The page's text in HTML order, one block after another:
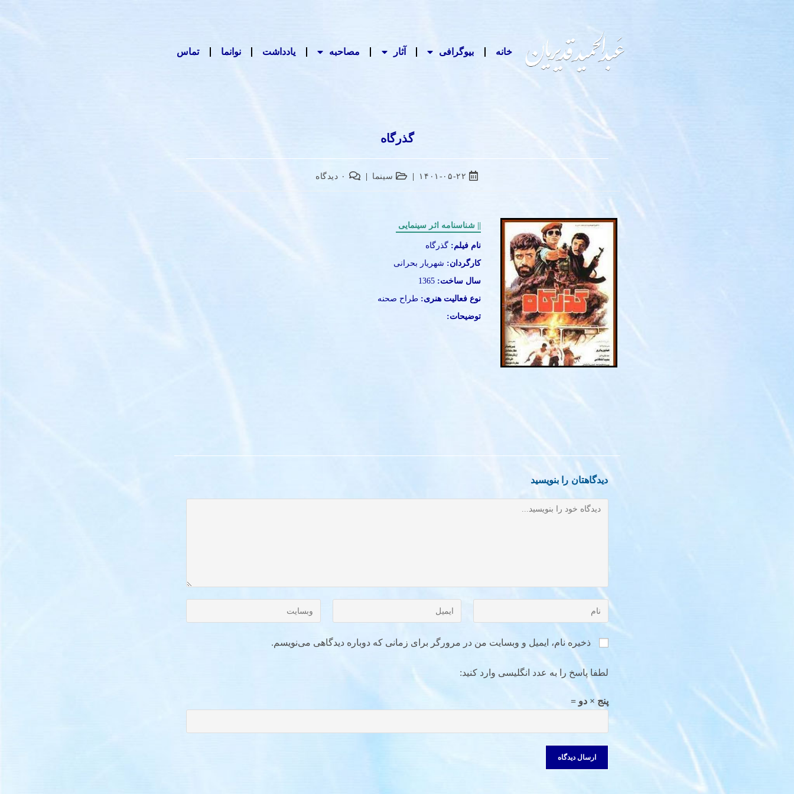
خانه بیوگرافی آثار مصاحبه‌ یادداشت‌ نوانما تماس
گذرگاه
۱۴۰۱-۰۵-۲۲ سینما ۰ دیدگاه
|| شناسنامه اثر سینمایی
نام فیلم: گذرگاه
کارگردان: شهریار بحرانی
سال ساخت:
نوع فعالیت هنری: طراح صحنه
توضیحات:
دیدگاهتان را بنویسید
ذخیره نام، ایمیل و وبسایت من در مرورگر برای زمانی که دوباره دیدگاهی می‌نویسم.
لطفا پاسخ را به عدد انگلیسی وارد کنید:
پنج × دو =